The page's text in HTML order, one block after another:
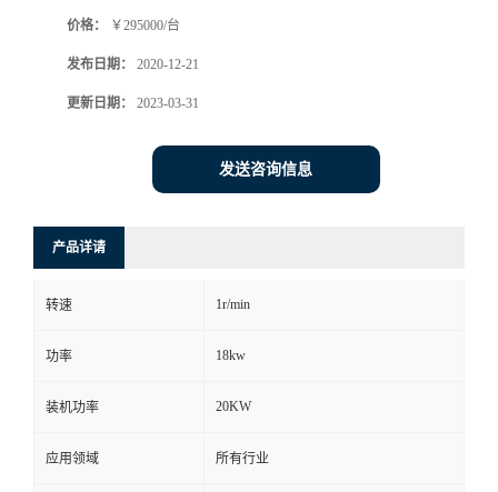
价格： ￥295000/台
发布日期： 2020-12-21
更新日期： 2023-03-31
发送咨询信息
产品详请
转速 1r/min
功率 18kw
装机功率 20KW
应用领域 所有行业